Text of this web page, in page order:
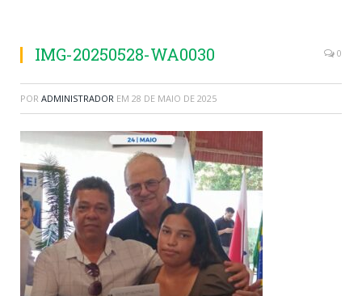
IMG-20250528-WA0030 0
POR ADMINISTRADOR EM 28 DE MAIO DE 2025